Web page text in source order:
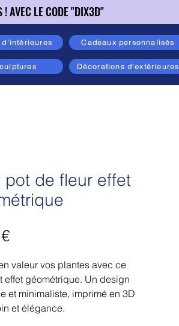
AVEC LE CODE "DIX3D"
AVEC LE CODE "DIX3D"
Cadeaux personnalisés
Décorations d'extérieures
pot de fleur effet
Prix
valeur vos plantes avec ce
effet géométrique. Un design
et minimaliste, imprimé en 3D
et élégance.